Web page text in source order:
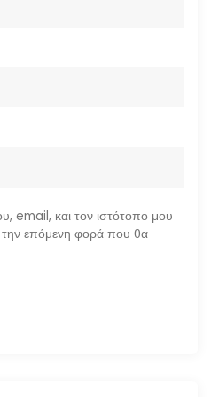
email, και τον ιστότοπο μου
επόμενη φορά που θα